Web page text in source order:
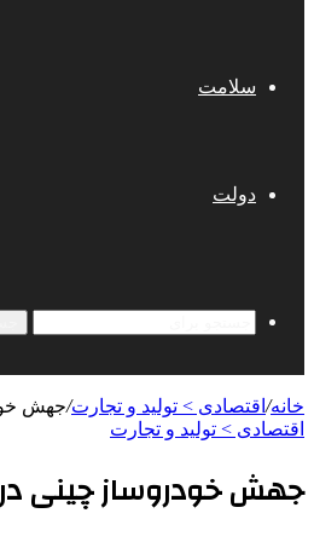
سلامت
دولت
خانه/ اقتصادی > تولید و تجارت/جهش
اقتصادی > تولید و تجارت
جهش خودروساز چینی